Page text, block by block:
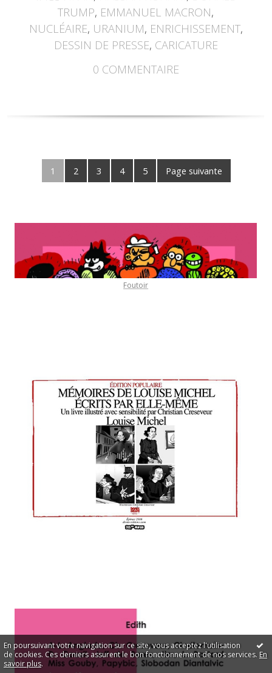
En poursuivant votre navigation sur ce site, vous acceptez l'utilisation
de cookies. Ces derniers assurent le bon fonctionnement de nos services. En
savoir plus.
TRUMP, EMMANUEL MACRON,
NUCLÉAIRE, URANIUM, ENRICHISSEMENT,
DESSIN DE PRESSE, CARICATURE
0 COMMENTAIRE
1 2 3 4 5 Page suivante
Foutoir